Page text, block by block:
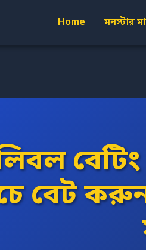
Home মনস্টার
বেটিং
বেট